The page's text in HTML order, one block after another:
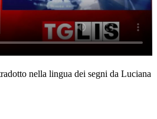
nella lingua dei segni da Luciana